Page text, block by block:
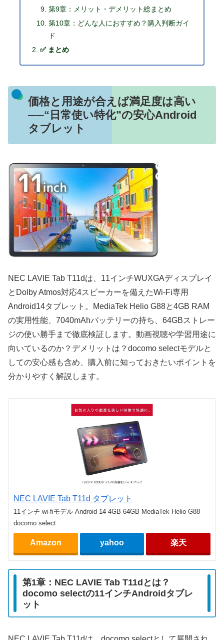
第9章：メリット・デメリット総まとめ
第10章：どんな人におすすめ？購入判断ガイ
ド
✅ まとめ
価格と用途が合えば満足度は高い
──“日常使い特化”の安心Android
タブレット
NEC LAVIE Tab T11dは、11インチWUXGAディスプレイ
とDolby Atmos対応4スピーカーを備えたWi-Fi専用
Android14タブレット。MediaTek Helio G88と4GB RAM
の実用性能、7040mAhバッテリーの持ち、64GBストレー
ジの使い勝手まで徹底検証します。動画視聴や学習用途に
向いているのか？デメリットは？docomo selectモデルと
しての安心感も含め、購入前に知っておきたいポイントを
分かりやすく解説します。
NEC LAVIE Tab T11d タブレット
11インチ wi-fiモデル Android 14 4GB 64GB MediaTek Helio G88
docomo select
Amazon yahoo 楽天
第1章：NEC LAVIE Tab T11dとは？
docomo selectの11インチAndroidタブレ
ット